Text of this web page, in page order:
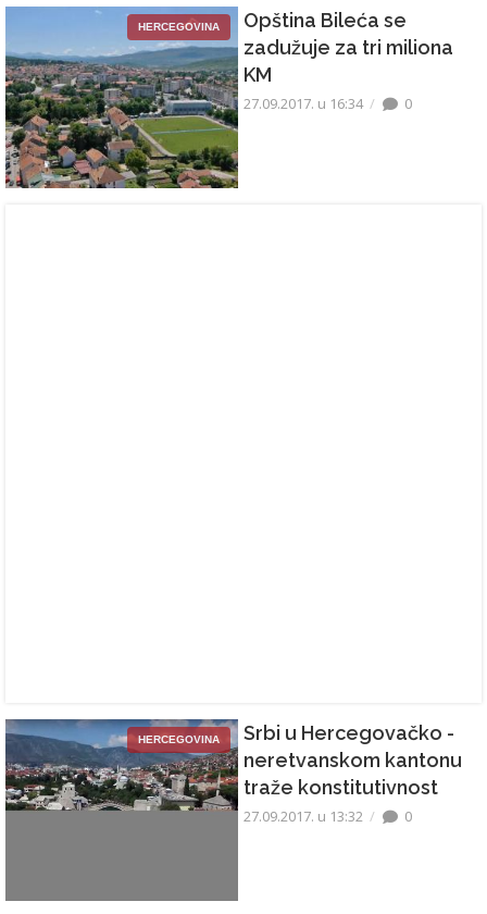
HERCEGOVINA
Opština Bileća se
zadužuje za tri miliona
KM
27.09.2017. u 16:34 0
HERCEGOVINA
Srbi u Hercegovačko -
neretvanskom kantonu
traže konstitutivnost
27.09.2017. u 13:32 0